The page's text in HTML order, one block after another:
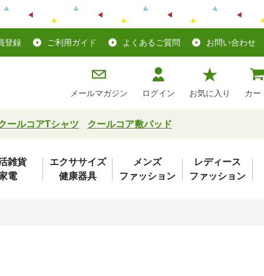
登録 ご利用ガイド よくあるご質問 お問い合わせ
メールマガジン ログイン お気に入り カー
ールコアTシャツ クールコア敷パッド
雑貨
電
エクササイズ
健康器具
メンズ
ファッション
レディース
ファッション